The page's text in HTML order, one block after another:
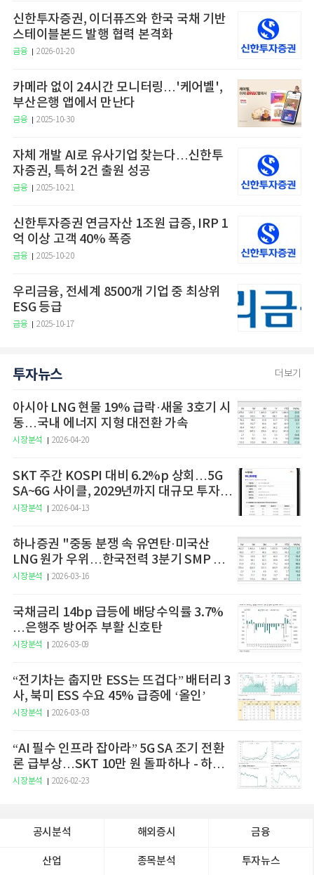
신한투자증권, 이더퓨즈와 한국 국채 기반
스테이블본드 발행 협력 본격화
금융 2026-01-20
카메라 없이 24시간 모니터링…'케어벨',
부산은행 앱에서 만난다
금융 2025-10-30
자체 개발 AI로 유사기업 찾는다…신한투
자증권, 특허 2건 출원 성공
금융 2025-10-21
신한투자증권 연금자산 1조원 급증, IRP 1
억 이상 고객 40% 폭증
금융 2025-10-20
우리금융, 전세계 8500개 기업 중 최상위
ESG 등급
금융 2025-10-17
투자뉴스 더보기
아시아 LNG 현물 19% 급락·새울 3호기 시
동…국내 에너지 지형 대전환 가속
시장분석 2026-04-20
SKT 주간 KOSPI 대비 6.2%p 상회…5G
SA~6G 사이클, 2029년까지 대규모 투자
예고
시장분석 2026-04-13
하나증권 "중동 분쟁 속 유연탄·미국산
LNG 원가 우위…한국전력 3분기 SMP 상
승 전망"
시장분석 2026-03-16
국채금리 14bp 급등에 배당수익률 3.7%
…은행주 방어주 부활 신호탄
시장분석 2026-03-09
“전기차는 춥지만 ESS는 뜨겁다” 배터리 3
사, 북미 ESS 수요 45% 급증에 ‘올인’
시장분석 2026-03-03
“AI 필수 인프라 잡아라” 5G SA 조기 전환
론 급부상…SKT 10만 원 돌파하나 - 하나
증권
시장분석 2026-02-23
공시분석 해외증시 금융
산업 종목분석 투자뉴스